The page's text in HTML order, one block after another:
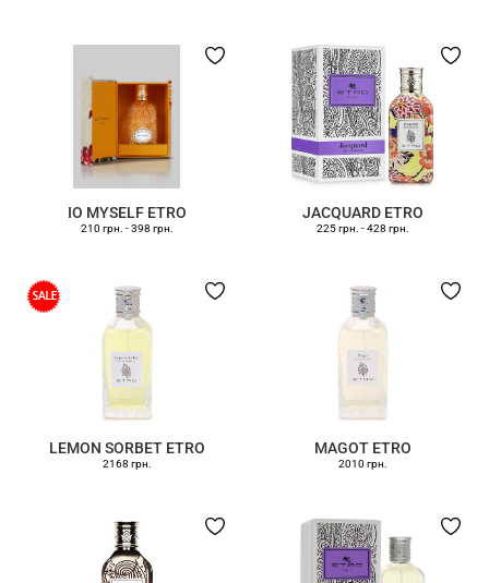
IO MYSELF ETRO
210 грн. -398 грн.
JACQUARD ETRO
225 грн. -428 грн.
LEMON SORBET ETRO
2168 грн.
MAGOT ETRO
2010 грн.